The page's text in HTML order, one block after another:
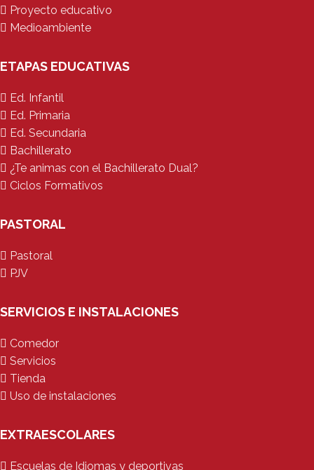
Proyecto educativo
Medioambiente
ETAPAS EDUCATIVAS
Ed. Infantil
Ed. Primaria
Ed. Secundaria
Bachillerato
¿Te animas con el Bachillerato Dual?
Ciclos Formativos
PASTORAL
Pastoral
PJV
SERVICIOS E INSTALACIONES
Comedor
Servicios
Tienda
Uso de instalaciones
EXTRAESCOLARES
Escuelas de Idiomas y deportivas